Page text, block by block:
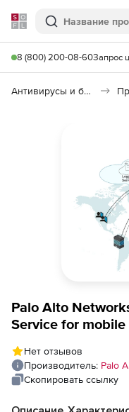
Softline
Поиск
8 (800) 200-08-60Запрос
Антивирусы и безопасность
Palo Alto
Service for mobile
Partner Support,
Нет отзывов
Производитель: Palo
Скопировать ссылку